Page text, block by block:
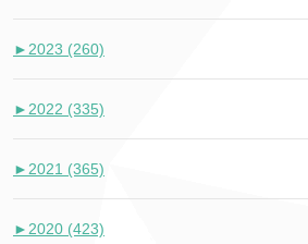
►2023 (260)
►2022 (335)
►2021 (365)
►2020 (423)